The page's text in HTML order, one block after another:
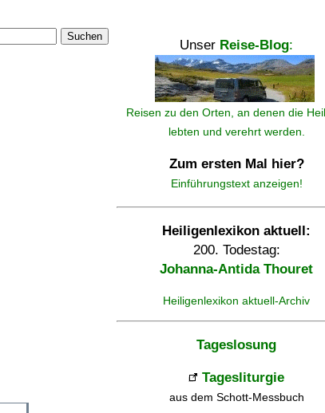
Suchen
Unser Reise-Blog:
Reisen zu den Orten, an denen die
lebten und verehrt werden.
Zum ersten Mal hier?
Einführungstext anzeigen!
Heiligenlexikon aktuell:
200. Todestag:
Johanna-Antida Thouret
Heiligenlexikon aktuell-Archiv
Tageslosung
Tagesliturgie
aus dem Schott-Messbuch